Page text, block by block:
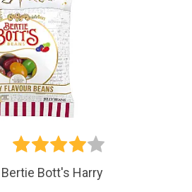
Bott's Harry